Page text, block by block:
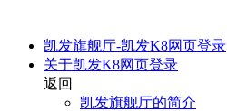
凯发旗舰厅-凯发K8网页登录
关于凯发K8网页登录
返回
凯发旗舰厅的简介